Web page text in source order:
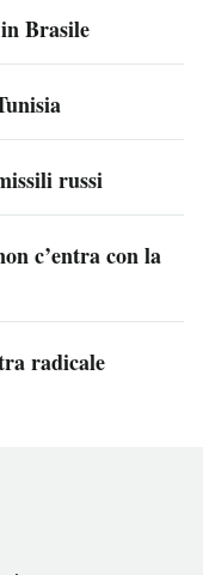
Brasile
russi
c’entra con la
radicale